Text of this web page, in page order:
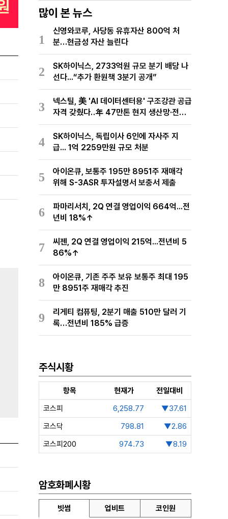
많이 본 뉴스
1
신영와코루, 사당동 유휴자산 800억 처
분…현금성 자산 늘린다
2
SK하이닉스, 2733억원 규모 분기 배당 나
선다...“추가 환원책 3분기 공개”
3
넥스틸, 美 'AI 데이터센터용' 구조강관 공급
자격 갖췄다‥年 47만톤 현지 생산망·전미
유통망 구축
4
SK하이닉스, 독립이사 6인에 자사주 지
급... 1억 2259만원 규모 처분
5
아이온큐, 보통주 195만 8951주 재매각
위해 S-3ASR 투자설명서 보충서 제출
6
파마리서치, 2Q 연결 영업이익 664억...전
년비 18%↑
7
씨젠, 2Q 연결 영업이익 215억...전년비 5
86%↑
8
아이온큐, 기존 주주 보유 보통주 최대 195
만 8951주 재매각 추진
9
리게티 컴퓨팅, 2분기 매출 510만 달러 기
록…전년비 185% 급증
주식시황
항목 현재가
전일대비
코스피
6,258.77
▼37.61
코스닥
798.81
▼2.86
코스피200
974.73 ▼8.19
암호화폐시황
빗썸 업비트 코인원